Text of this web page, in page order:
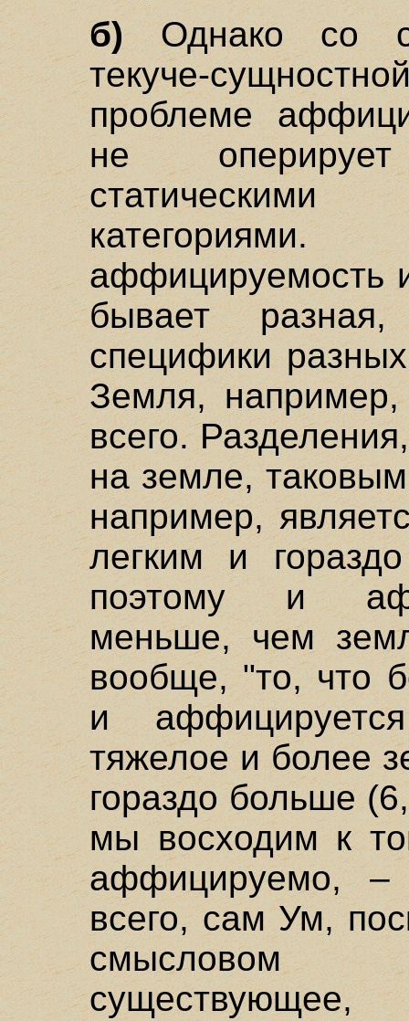
б)Однако со
текуче-
проблеме
не
аффицируемость
бывает
специфики
Земля,
всего.
на земле,
например,
легким и
поэтому и
меньше, чем
вообще, "то, что
и
тяжелое и более
гораздо больше
мы восходим к
аффицируемо, –
всего, сам Ум,
смысловом